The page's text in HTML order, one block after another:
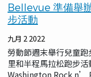
Bellevue 準備舉
步活動
九月 2 2022
勞動節週末舉行兒童
里和半程馬拉松跑步